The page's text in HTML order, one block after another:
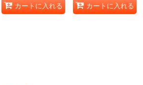
カートに入れる カートに入れる